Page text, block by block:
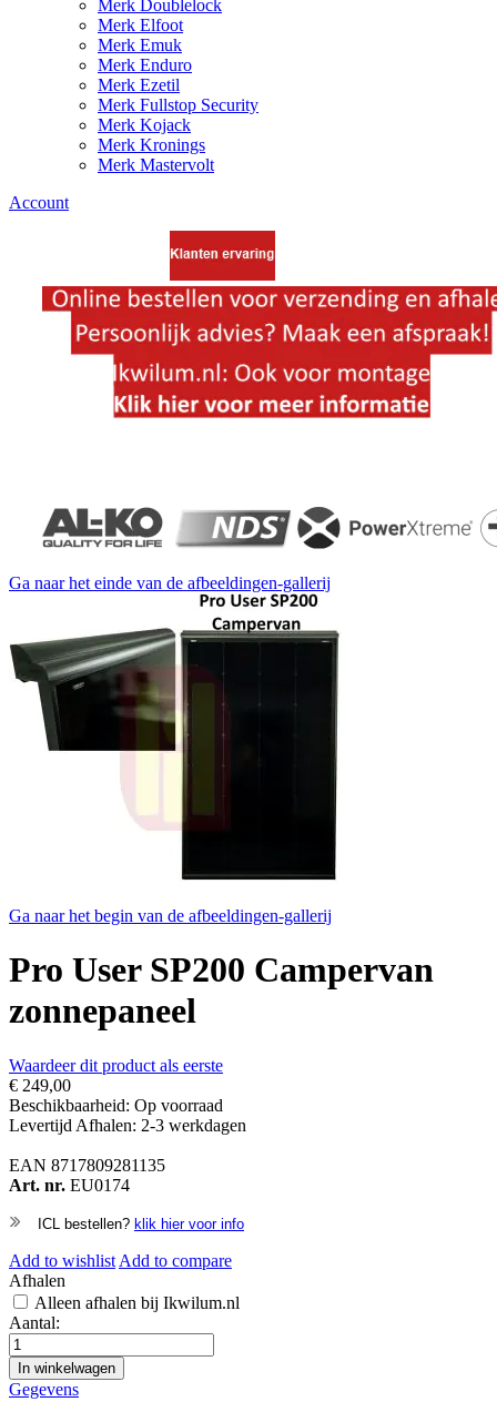
Merk Doublelock
Merk Elfoot
Merk Emuk
Merk Enduro
Merk Ezetil
Merk Fullstop Security
Merk Kojack
Merk Kronings
Merk Mastervolt
Account
Ga naar het einde van de afbeeldingen-gallerij
Ga naar het begin van de afbeeldingen-gallerij
Pro User SP200 Campervan
zonnepaneel
Waardeer dit product als eerste
€ 249,00
Beschikbaarheid: Op voorraad
Levertijd Afhalen: 2-3 werkdagen
EAN 8717809281135
Art. nr. EU0174
ICL bestellen? klik hier voor info
Add to wishlist Add to compare
Afhalen
Alleen afhalen bij Ikwilum.nl
Aantal:
In winkelwagen
Gegevens